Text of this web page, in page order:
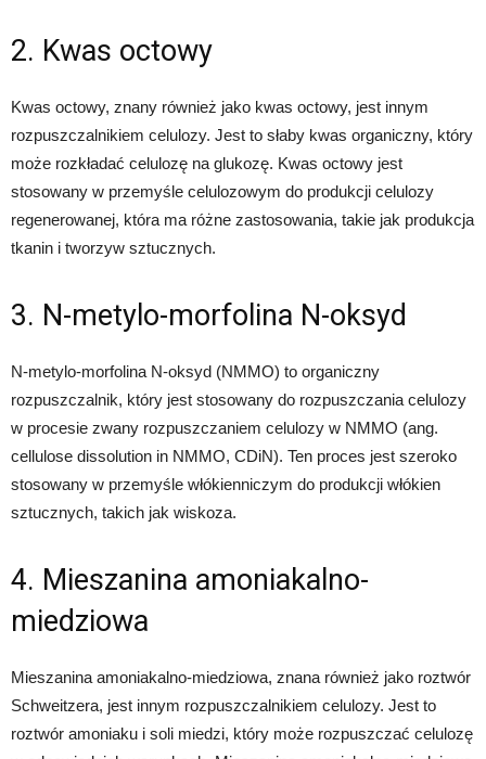
2. Kwas octowy
Kwas octowy, znany również jako kwas octowy, jest innym
rozpuszczalnikiem celulozy. Jest to słaby kwas organiczny, który
może rozkładać celulozę na glukozę. Kwas octowy jest
stosowany w przemyśle celulozowym do produkcji celulozy
regenerowanej, która ma różne zastosowania, takie jak produkcja
tkanin i tworzyw sztucznych.
3. N-metylo-morfolina N-oksyd
N-metylo-morfolina N-oksyd (NMMO) to organiczny
rozpuszczalnik, który jest stosowany do rozpuszczania celulozy
w procesie zwany rozpuszczaniem celulozy w NMMO (ang.
cellulose dissolution in NMMO, CDiN). Ten proces jest szeroko
stosowany w przemyśle włókienniczym do produkcji włókien
sztucznych, takich jak wiskoza.
4. Mieszanina amoniakalno-
miedziowa
Mieszanina amoniakalno-miedziowa, znana również jako roztwór
Schweitzera, jest innym rozpuszczalnikiem celulozy. Jest to
roztwór amoniaku i soli miedzi, który może rozpuszczać celulozę